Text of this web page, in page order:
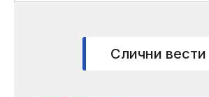
Слични вести